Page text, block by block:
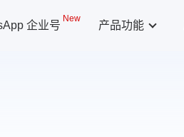
企业号
New
产品功能